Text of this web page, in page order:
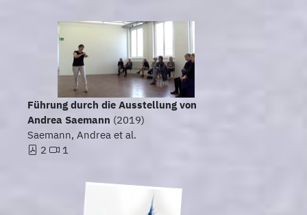
Führung durch die Ausstellung von
Andrea Saemann (2019)
Saemann, Andrea et al.
2
1